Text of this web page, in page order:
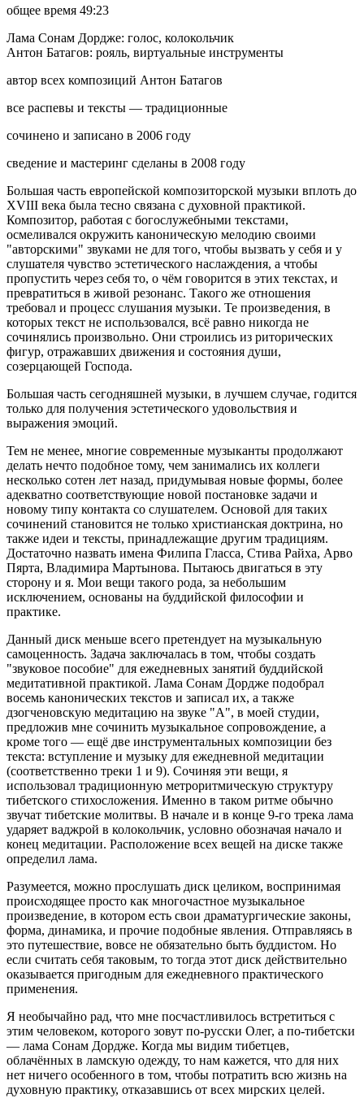
общее время 49:23
Лама Сонам Дордже: голос, колокольчик
Антон Батагов: рояль, виртуальные инструменты
автор всех композиций Антон Батагов
все распевы и тексты — традиционные
сочинено и записано в 2006 году
сведение и мастеринг сделаны в 2008 году
Большая часть европейской композиторской музыки вплоть до
XVIII века была тесно связана с духовной практикой.
Композитор, работая с богослужебными текстами,
осмеливался окружить каноническую мелодию своими
"авторскими" звуками не для того, чтобы вызвать у себя и у
слушателя чувство эстетического наслаждения, а чтобы
пропустить через себя то, о чём говорится в этих текстах, и
превратиться в живой резонанс. Такого же отношения
требовал и процесс слушания музыки. Те произведения, в
которых текст не использовался, всё равно никогда не
сочинялись произвольно. Они строились из риторических
фигур, отражавших движения и состояния души,
созерцающей Господа.
Большая часть сегодняшней музыки, в лучшем случае, годится
только для получения эстетического удовольствия и
выражения эмоций.
Тем не менее, многие современные музыканты продолжают
делать нечто подобное тому, чем занимались их коллеги
несколько сотен лет назад, придумывая новые формы, более
адекватно соответствующие новой постановке задачи и
новому типу контакта со слушателем. Основой для таких
сочинений становится не только христианская доктрина, но
также идеи и тексты, принадлежащие другим традициям.
Достаточно назвать имена Филипа Гласса, Стива Райха, Арво
Пярта, Владимира Мартынова. Пытаюсь двигаться в эту
сторону и я. Мои вещи такого рода, за небольшим
исключением, основаны на буддийской философии и
практике.
Данный диск меньше всего претендует на музыкальную
самоценность. Задача заключалась в том, чтобы создать
"звуковое пособие" для ежедневных занятий буддийской
медитативной практикой. Лама Сонам Дордже подобрал
восемь канонических текстов и записал их, а также
дзогченовскую медитацию на звуке "А", в моей студии,
предложив мне сочинить музыкальное сопровождение, а
кроме того — ещё две инструментальных композиции без
текста: вступление и музыку для ежедневной медитации
(соответственно треки 1 и 9). Сочиняя эти вещи, я
использовал традиционную метроритмическую структуру
тибетского стихосложения. Именно в таком ритме обычно
звучат тибетские молитвы. В начале и в конце 9-го трека лама
ударяет ваджрой в колокольчик, условно обозначая начало и
конец медитации. Расположение всех вещей на диске также
определил лама.
Разумеется, можно прослушать диск целиком, воспринимая
происходящее просто как многочастное музыкальное
произведение, в котором есть свои драматургические законы,
форма, динамика, и прочие подобные явления. Отправляясь в
это путешествие, вовсе не обязательно быть буддистом. Но
если считать себя таковым, то тогда этот диск действительно
оказывается пригодным для ежедневного практического
применения.
Я необычайно рад, что мне посчастливилось встретиться с
этим человеком, которого зовут по-русски Олег, а по-тибетски
— лама Сонам Дордже. Когда мы видим тибетцев,
облачённых в ламскую одежду, то нам кажется, что для них
нет ничего особенного в том, чтобы потратить всю жизнь на
духовную практику, отказавшись от всех мирских целей.